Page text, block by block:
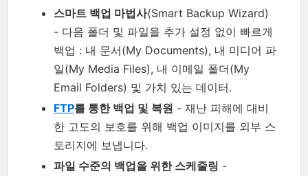
스마트 백업 마법사(Smart Backup Wizard)
- 다음 폴더 및 파일을 추가 설정 없이 빠르게
백업 : 내 문서(My Documents), 내 미디어 파
일(My Media Files), 내 이메일 폴더(My
Email Folders) 및 가치 있는 데이터.
FTP를 통한 백업 및 복원 - 재난 피해에 대비
한 고도의 보호를 위해 백업 이미지를 외부 스
토리지에 보냅니다.
파일 수준의 백업을 위한 스케줄링 -